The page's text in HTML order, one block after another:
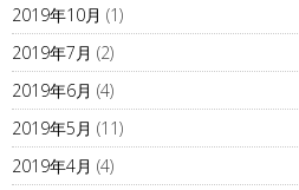
2019年10月 (1)
2019年7月 (2)
2019年6月 (4)
2019年5月 (11)
2019年4月 (4)